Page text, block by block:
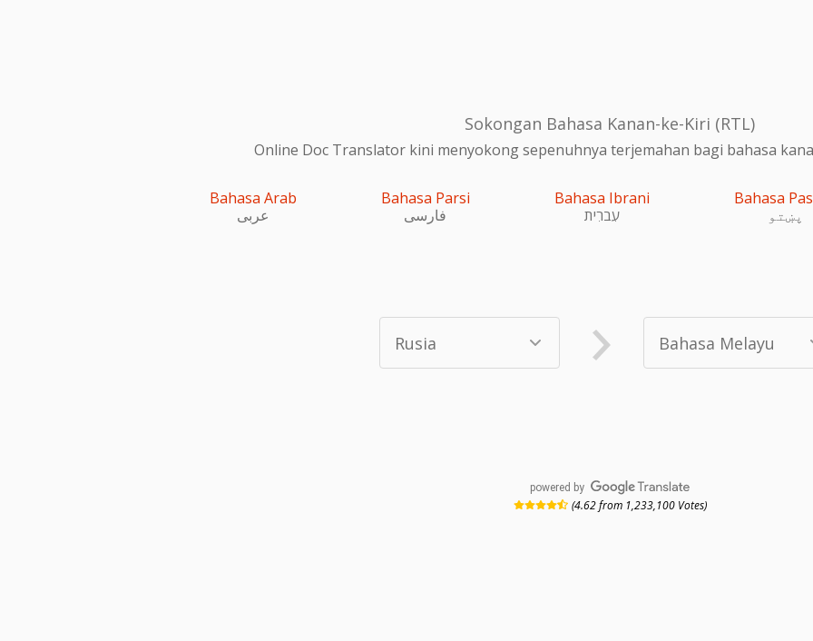
Sokongan Bahasa Kanan-ke-Kiri (RTL)
Online Doc Translator kini menyokong sepenuhnya terjemahan bagi bahasa
Bahasa Arab
عربى
Bahasa Parsi
فارسی
Bahasa Ibrani
עִברִית
Bahasa
پښتو
powered by
(4.62 from 1,233,100 Votes)